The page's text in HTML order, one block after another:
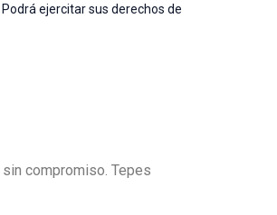
ejercitar sus derechos de
compromiso. Tepes